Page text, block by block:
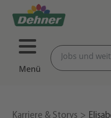
Menü
Karriere & Storys